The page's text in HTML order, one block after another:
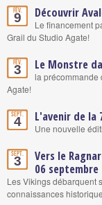
Fév.
9 Découvrir
Le financement
Grail du Studio Agate!
Fév.
3 Le Monstre
la précommande
Agate!
Sept.
4 L'avenir de la
Une nouvelle
Sept.
3
Vers le
06
Les Vikings débarquent
connaissances